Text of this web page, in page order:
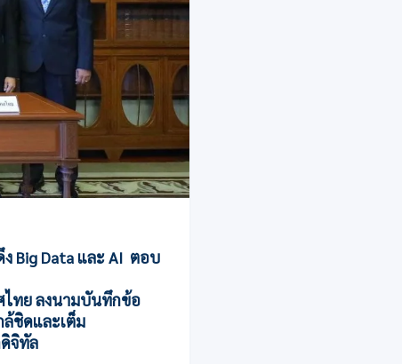
Big Data และ AI ตอบ
ไทย ลงนามบันทึกข้อ
ล้ชิดและเต็ม
จิทัล